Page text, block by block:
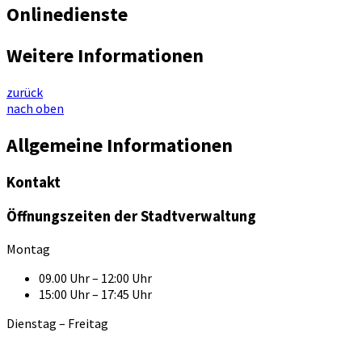
Onlinedienste
Weitere Informationen
zurück
nach oben
Allgemeine Informationen
Kontakt
Öffnungszeiten der Stadtverwaltung
Montag
09.00 Uhr – 12:00 Uhr
15:00 Uhr – 17:45 Uhr
Dienstag – Freitag